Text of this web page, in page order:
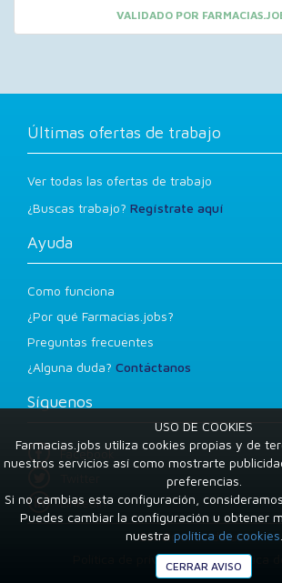
VALIDADO POR
Últimas ofertas de trabajo
Ver todas las ofertas de trabajo
¿Buscas trabajo? Regístrate aquí
Ayuda
Como funciona
¿Por qué Farmacias.jobs?
Preguntas frecuentes
¿Alguna duda? Contáctanos
Síguenos
Facebook
LinkedIn
Condiciones de uso
Política de privacidad
Política
USO DE COOKIES
Farmacias.jobs utiliza cookies propias y de
nuestros servicios así como mostrarte
preferencias.
Si no cambias esta configuración,
Puedes cambiar la configuración u obtener
nuestra política de cookies
CERRAR AVISO